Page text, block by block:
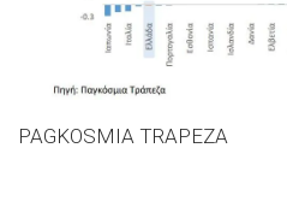
PAGKOSMIA TRAPEZA